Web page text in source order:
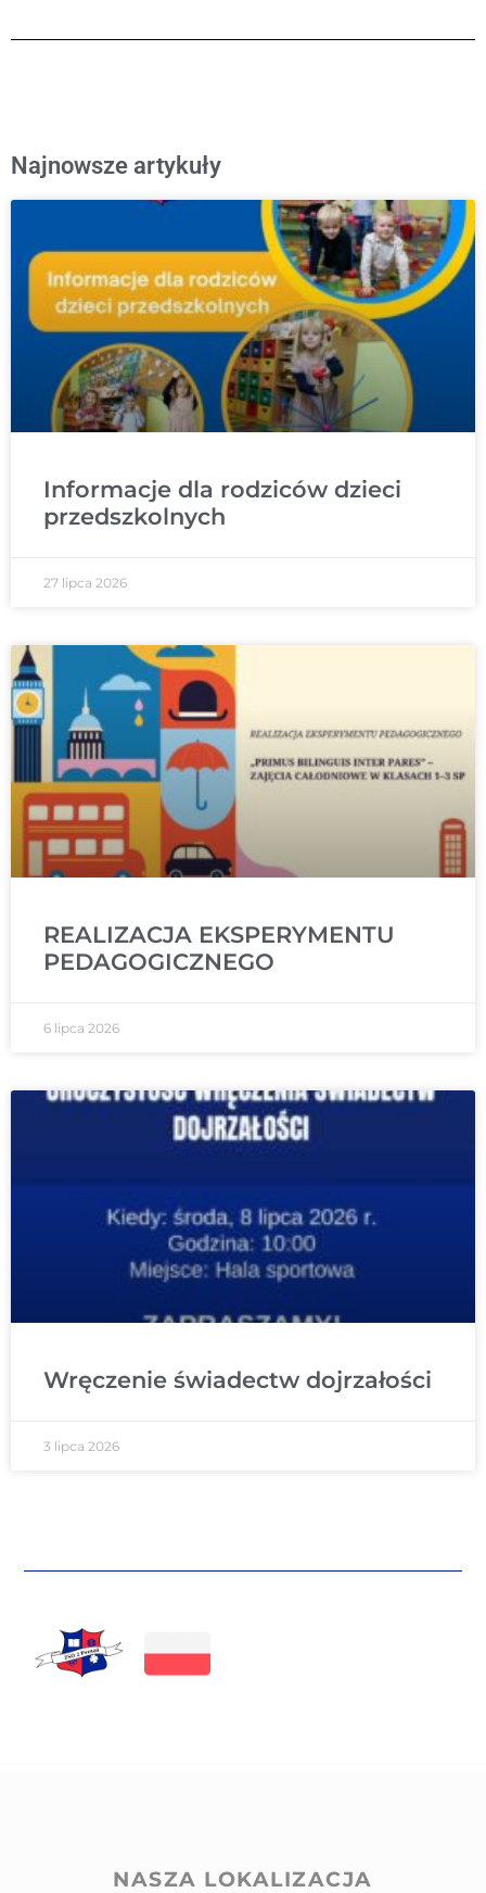
Najnowsze artykuły
Informacje dla rodziców dzieci
przedszkolnych
27 lipca 2026
REALIZACJA EKSPERYMENTU
PEDAGOGICZNEGO
6 lipca 2026
Wręczenie świadectw dojrzałości
3 lipca 2026
NASZA LOKALIZACJA